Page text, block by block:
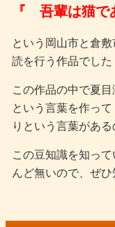
『 吾輩は猫で
という岡山市と倉
読を行う作品でした
この作品の中で夏
という言葉を作っ
りという言葉がある
この豆知識を知っ
んど無いので、ぜひ